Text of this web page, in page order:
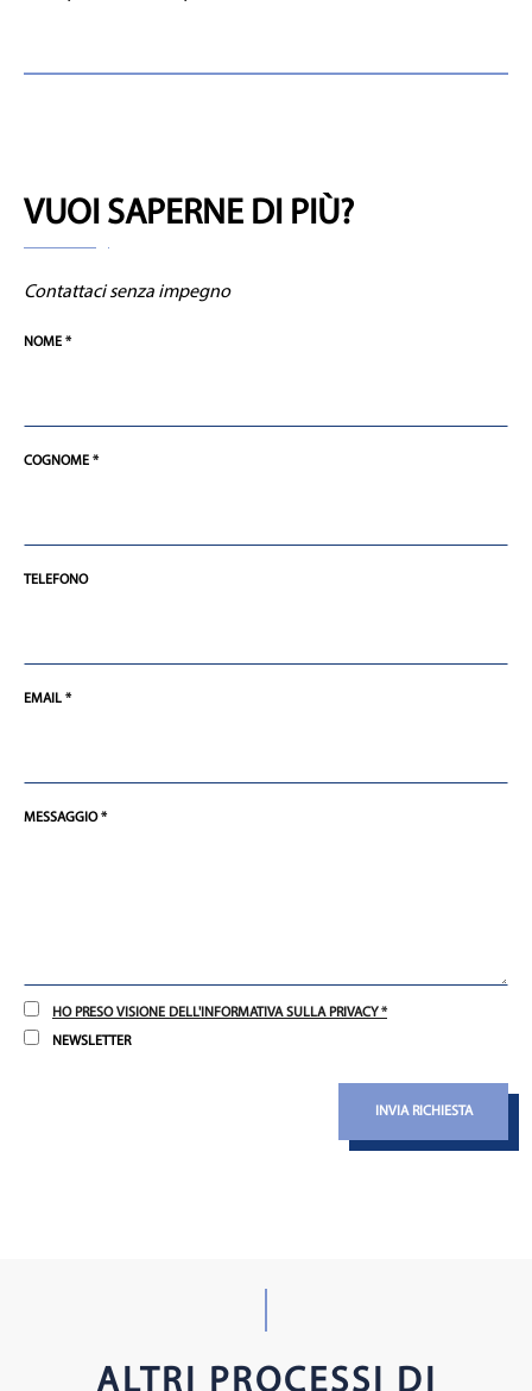
VUOI SAPERNE DI PIÙ?
Contattaci senza impegno
NOME *
COGNOME *
TELEFONO
EMAIL *
MESSAGGIO *
HO PRESO VISIONE DELL'INFORMATIVA SULLA PRIVACY *
NEWSLETTER
INVIA RICHIESTA
ALTRI PROCESSI DI